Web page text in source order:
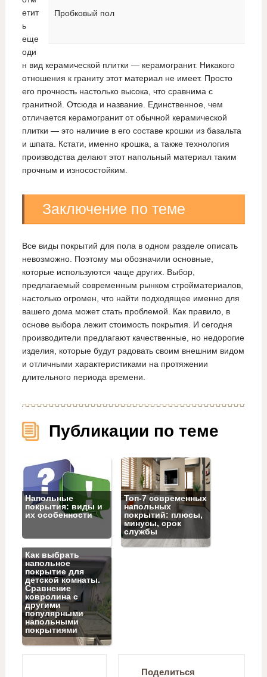
Пробковый пол
етит
ь
еще
оди
н вид керамической плитки — керамогранит. Никакого
отношения к граниту этот материал не имеет. Просто
его прочность настолько высока, что сравнима с
гранитной. Отсюда и название. Единственное, чем
отличается керамогранит от обычной керамической
плитки — это наличие в его составе крошки из базальта
и шпата. Кстати, именно крошка, а также технология
производства делают этот напольный материал таким
прочным и износостойким.
Заключение по теме
Все виды покрытий для пола в одном разделе описать
невозможно. Поэтому мы обозначили основные,
которые используются чаще других. Выбор,
предлагаемый современным рынком стройматериалов,
настолько огромен, что найти подходящее именно для
вашего дома может стать проблемой. Как правило, в
основе выбора лежит стоимость покрытия. И сегодня
производители предлагают качественные, но недорогие
изделия, которые будут радовать своим внешним видом
и отличными характеристиками на протяжении
длительного периода времени.
Публикации по теме
Напольные
покрытия: виды и
их особенности
Топ‑7 современных
напольных
покрытий: плюсы,
минусы, срок
службы
Как выбрать
напольное
покрытие для
детской комнаты.
Сравнение
ковролина с
другими
популярными
напольными
покрытиями
Поделиться